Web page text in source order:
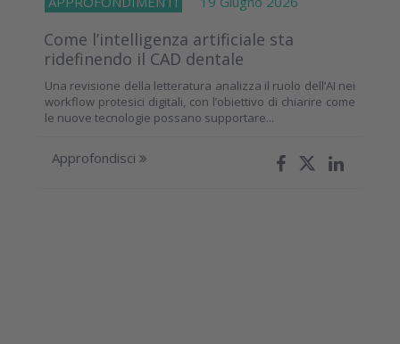
Come l’intelligenza artificiale sta
ridefinendo il CAD dentale
Una revisione della letteratura analizza il ruolo dell’AI nei
workflow protesici digitali, con l’obiettivo di chiarire come
le nuove tecnologie possano supportare...
Approfondisci